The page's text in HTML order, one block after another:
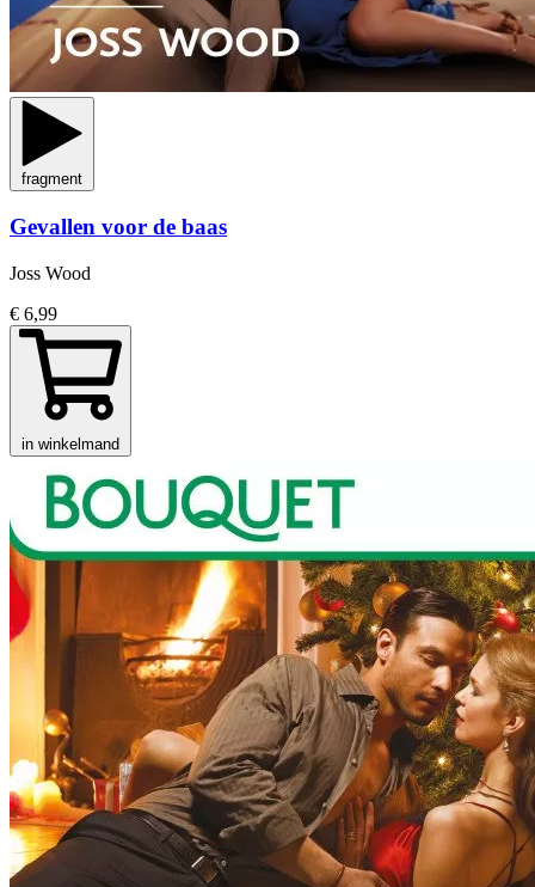
fragment
Gevallen voor de baas
Joss Wood
€ 6,99
in winkelmand